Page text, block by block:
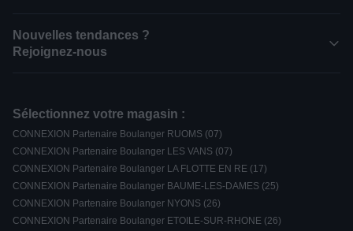
Nouvelles tendances ?
Rejoignez-nous
Sélectionnez votre magasin :
CONNEXION Partenaire Boulanger RUOMS (07)
CONNEXION Partenaire Boulanger LES VANS (07)
CONNEXION Partenaire Boulanger LA FLOTTE EN RE (17)
CONNEXION Partenaire Boulanger BAUME-LES-DAMES (25)
CONNEXION Partenaire Boulanger NYONS (26)
CONNEXION Partenaire Boulanger ETOILE-SUR-RHONE (26)